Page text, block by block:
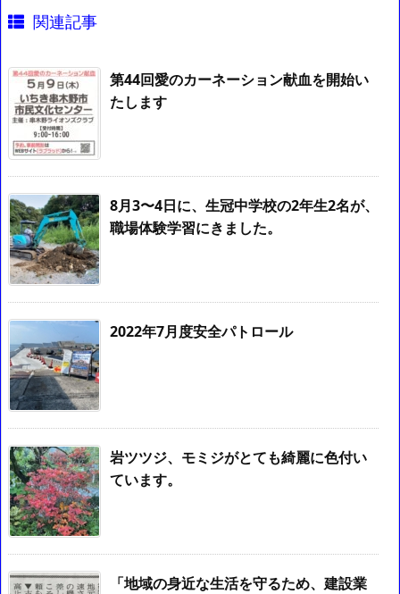
関連記事
第44回愛のカーネーション献血を開始い
たします
8月3〜4日に、生冠中学校の2年生2名が、
職場体験学習にきました。
2022年7月度安全パトロール
岩ツツジ、モミジがとても綺麗に色付い
ています。
「地域の身近な生活を守るため、建設業